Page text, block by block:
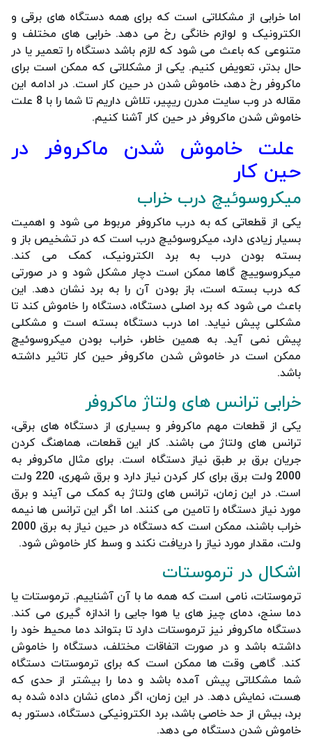
اما خرابی از مشکلاتی است که برای همه دستگاه های برقی و
الکترونیک و لوازم خانگی رخ می دهد. خرابی های مختلف و
متنوعی که باعث می شود که لازم باشد دستگاه را تعمیر یا در
حال بدتر، تعویض کنیم. یکی از مشکلاتی که ممکن است برای
ماکروفر رخ دهد، خاموش شدن در حین کار است. در ادامه این
مقاله در وب سایت مدرن ریپیر، تلاش داریم تا شما را با 8 علت
خاموش شدن ماکروفر در حین کار آشنا کنیم.
علت خاموش شدن ماکروفر در
حین کار
میکروسوئیچ درب خراب
یکی از قطعاتی که به درب ماکروفر مربوط می شود و اهمیت
بسیار زیادی دارد، میکروسوئیچ درب است که در تشخیص باز و
بسته بودن درب به برد الکترونیک، کمک می کند.
میکروسوییچ گاها ممکن است دچار مشکل شود و در صورتی
که درب بسته است، باز بودن آن را به برد نشان دهد. این
باعث می شود که برد اصلی دستگاه، دستگاه را خاموش کند تا
مشکلی پیش نیاید. اما درب دستگاه بسته است و مشکلی
پیش نمی آید. به همین خاطر، خراب بودن میکروسوئیچ
ممکن است در خاموش شدن ماکروفر حین کار تاثیر داشته
باشد.
خرابی ترانس های ولتاژ ماکروفر
یکی از قطعات مهم ماکروفر و بسیاری از دستگاه های برقی،
ترانس های ولتاژ می باشند. کار این قطعات، هماهنگ کردن
جریان برق بر طبق نیاز دستگاه است. برای مثال ماکروفر به
2000 ولت برق برای کار کردن نیاز دارد و برق شهری، 220 ولت
است. در این زمان، ترانس های ولتاژ به کمک می آیند و برق
مورد نیاز دستگاه را تامین می کنند. اما اگر این ترانس ها نیمه
خراب باشند، ممکن است که دستگاه در حین نیاز به برق 2000
ولت، مقدار مورد نیاز را دریافت نکند و وسط کار خاموش شود.
اشکال در ترموستات
ترموستات، نامی است که همه ما با آن آشناییم. ترموستات یا
دما سنج، دمای چیز های یا هوا جایی را اندازه گیری می کند.
دستگاه ماکروفر نیز ترموستات دارد تا بتواند دما محیط خود را
داشته باشد و در صورت اتفاقات مختلف، دستگاه را خاموش
کند. گاهی وقت ها ممکن است که برای ترموستات دستگاه
شما مشکلاتی پیش آمده باشد و دما را بیشتر از حدی که
هست، نمایش دهد. در این زمان، اگر دمای نشان داده شده به
برد، بیش از حد خاصی باشد، برد الکترونیکی دستگاه، دستور به
خاموش شدن دستگاه می دهد.